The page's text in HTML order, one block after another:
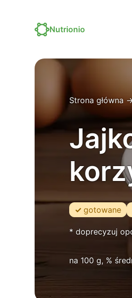
Nutrionio
Strona główna
gotowane
* doprecyzuj
na 100 g, %